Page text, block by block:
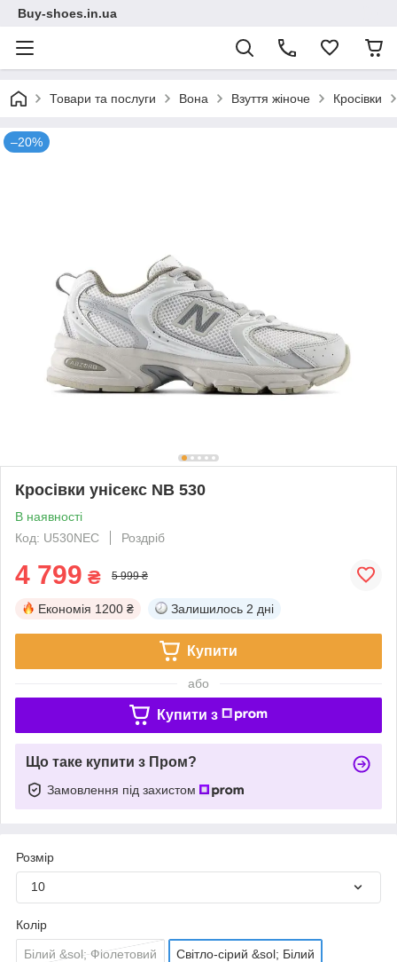
Buy-shoes.in.ua
Товари та послуги Вона Взуття жіноче Кросівки
–20%
Кросівки унісекс NB 530
В наявності
Код: U530NEC
Роздріб
4 799 ₴ 5 999 ₴
Економія 1200 ₴ Залишилось 2 дні
Купити
або
Купити з
Що таке купити з Пром?
Замовлення під захистом
Розмір
10
Колір
Білий &sol; Фіолетовий Світло-сірий &sol; Білий